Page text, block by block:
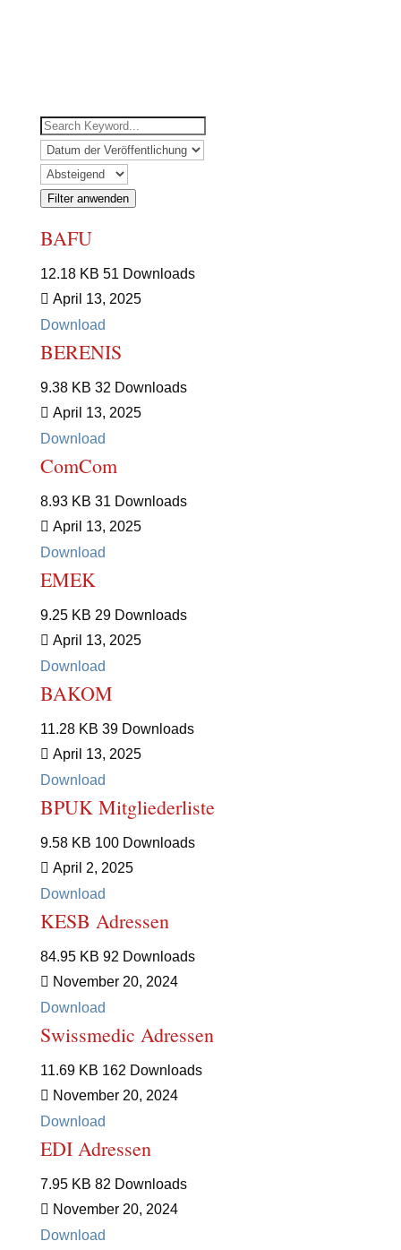
Filter anwenden
BAFU
12.18 KB 51 Downloads
April 13, 2025
Download
BERENIS
9.38 KB 32 Downloads
April 13, 2025
Download
ComCom
8.93 KB 31 Downloads
April 13, 2025
Download
EMEK
9.25 KB 29 Downloads
April 13, 2025
Download
BAKOM
11.28 KB 39 Downloads
April 13, 2025
Download
BPUK Mitgliederliste
9.58 KB 100 Downloads
April 2, 2025
Download
KESB Adressen
84.95 KB 92 Downloads
November 20, 2024
Download
Swissmedic Adressen
11.69 KB 162 Downloads
November 20, 2024
Download
EDI Adressen
7.95 KB 82 Downloads
November 20, 2024
Download